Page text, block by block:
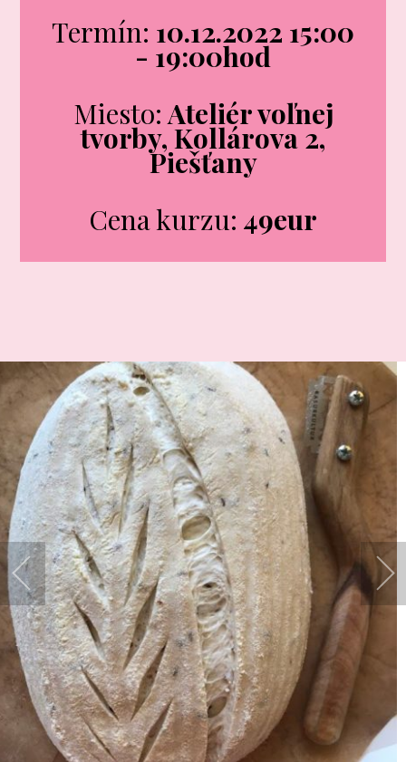
Termín: 10.12.2022 15:00
- 19:00hod
Miesto: Ateliér voľnej
tvorby, Kollárova 2,
Piešťany
Cena kurzu: 49eur